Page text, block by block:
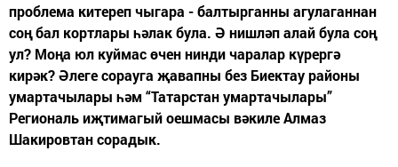
проблема китереп чыгара - балтырганны агулаганнан
соң бал кортлары һәлак була. Ә нишләп алай була соң
ул? Моңа юл куймас өчен нинди чаралар күрергә
кирәк? Әлеге сорауга җавапны без Биектау районы
умартачылары һәм “Татарстан умартачылары”
Региональ иҗтимагый оешмасы вәкиле Алмаз
Шакировтан сорадык.